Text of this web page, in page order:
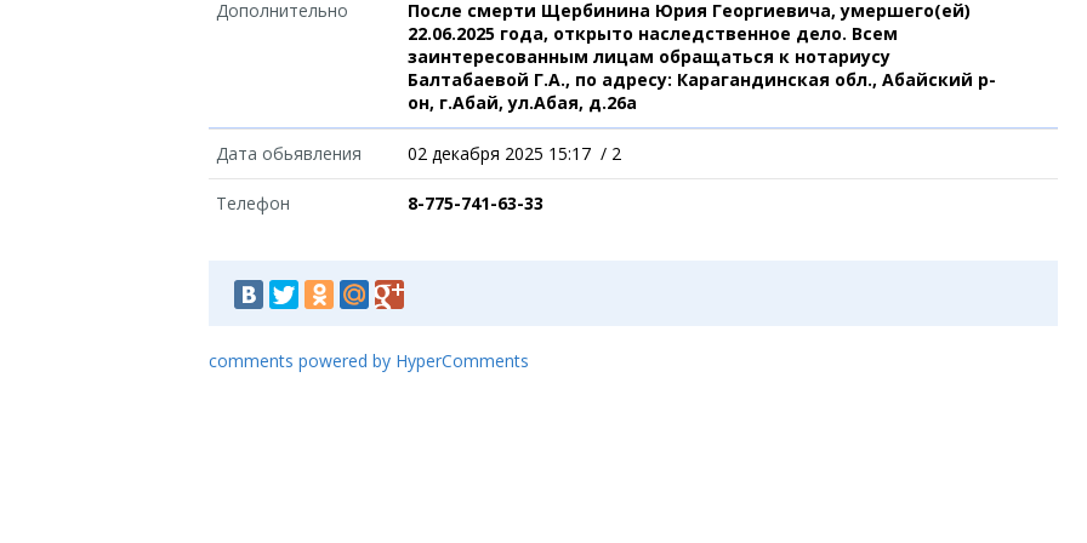
Коллаж недели
Ешкин гороскоп
Организации
Мой участковый
Перекрытие дорог
Медиа
Фото
Сервисы
Дополнительно
После смерти Щербинина Юрия Георгиевича, умершего(ей)
22.06.2025 года, открыто наследственное дело. Всем
заинтересованным лицам обращаться к нотариусу
Балтабаевой Г.А., по адресу: Карагандинская обл., Абайский р-
он, г.Абай, ул.Абая, д.26а
Дата обьявления 02 декабря 2025 15:17/ 2
Телефон 8-775-741-63-33
comments powered by HyperComments